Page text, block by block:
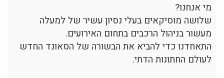
מי אנחנו?
שלושה מוסיקאים בעלי נסיון עשיר של למעלה
מעשור בניהול הרכבים בתחום האירועים.
התאחדנו כדי להביא את הבשורה של הסאונד החדש
לעולם החתונות הדתי.